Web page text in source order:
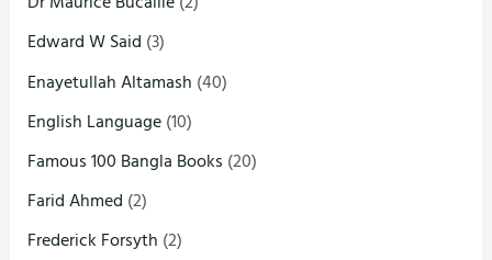
Edward W Said (3)
Enayetullah Altamash (40)
English Language(10)
Famous 100 Bangla Books (20)
Farid Ahmed (2)
Frederick Forsyth (2)